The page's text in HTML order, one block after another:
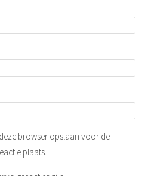
browser opslaan voor de
plaats.